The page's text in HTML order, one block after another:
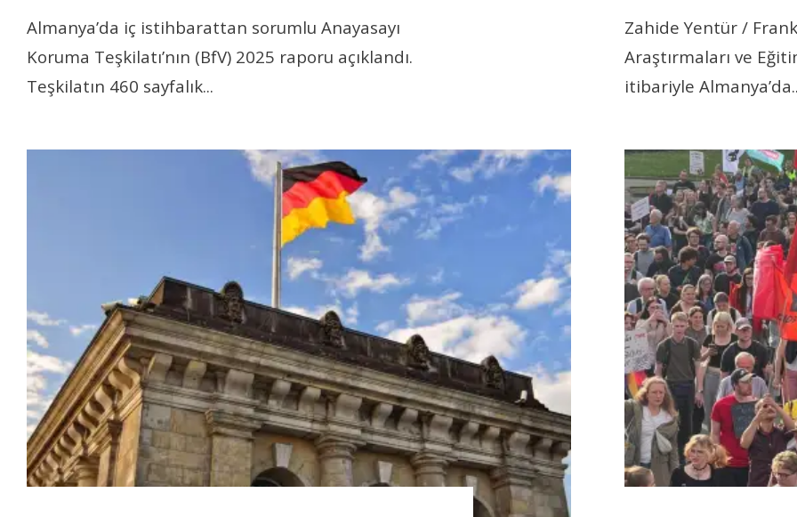
Almanya’da iç istihbarattan sorumlu Anayasayı
Koruma Teşkilatı’nın (BfV) 2025 raporu açıklandı.
Teşkilatın 460 sayfalık...
Zahide Yentür /
Araştırmaları ve
itibariyle Almanya’da